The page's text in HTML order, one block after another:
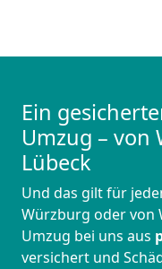
Ein
Umzug – von
Lübeck
Und das gilt für
Würzburg oder von
Umzug bei uns aus
versichert und